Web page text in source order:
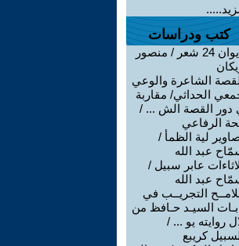
كتب ودراسات
ديوان 24 شعر / منصور
الشاعرة والوعي
الحداثي/ مقاربة
دور القصة الش ... /
الرفاعي
لية الظمأ /
عبد الله
عابر سبيل /
عبد الله
التجريــب في
السيـد حـافظ من
روايته يو ... /
كريبع